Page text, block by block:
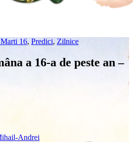
16, Predici, Zilnice
a 16-a de peste an –
Andrei